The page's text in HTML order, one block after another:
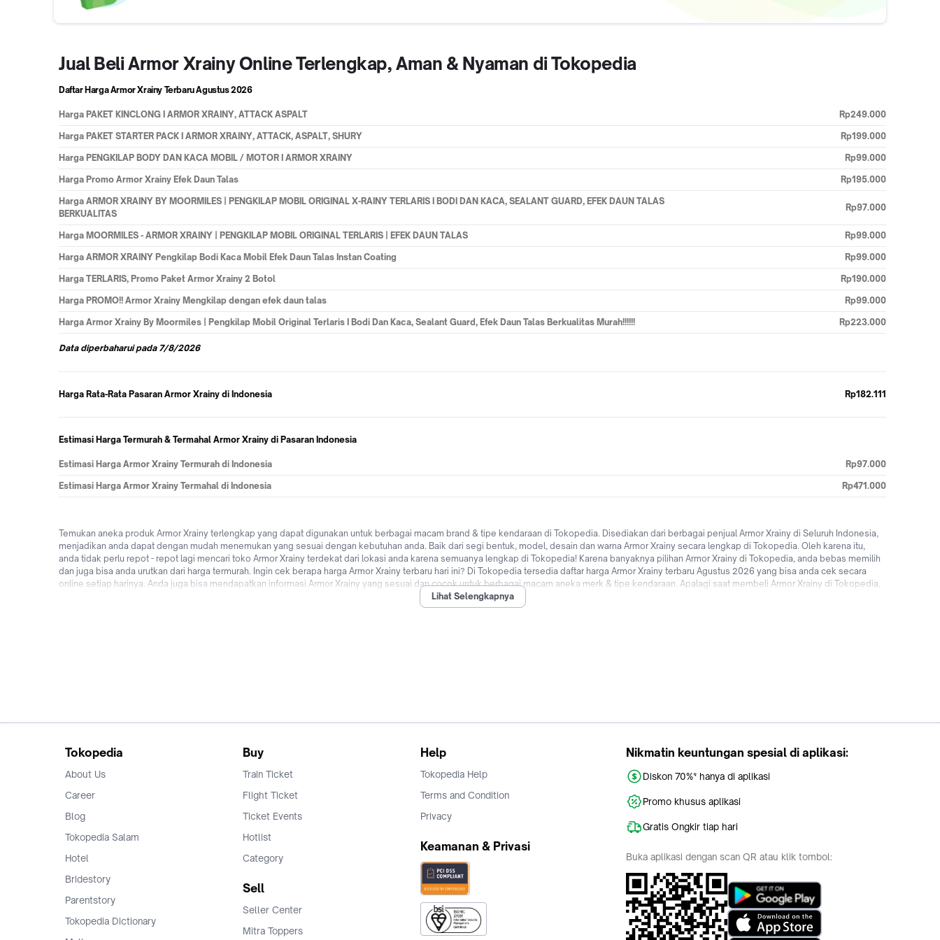
Jual Beli Armor Xrainy Online Terlengkap, Aman & Nyaman di Tokopedia
Daftar Harga Armor Xrainy TerbaruAgustus 2026
Harga PAKET KINCLONG I ARMOR XRAINY, ATTACK ASPALT Rp249.000
Harga PAKET STARTER PACK I ARMOR XRAINY, ATTACK, ASPALT, SHURY Rp199.000
Harga PENGKILAP BODY DAN KACA MOBIL / MOTOR I ARMOR XRAINY Rp99.000
Harga Promo Armor Xrainy Efek Daun Talas Rp195.000
Harga ARMOR XRAINY BY MOORMILES | PENGKILAP MOBIL ORIGINAL X-RAINY TERLARIS I BODI DAN KACA, SEALANT GUARD, EFEK DAUN TALAS
BERKUALITAS
Rp97.000
Harga MOORMILES - ARMOR XRAINY | PENGKILAP MOBIL ORIGINAL TERLARIS | EFEK DAUN TALAS Rp99.000
Harga ARMOR XRAINY Pengkilap Bodi Kaca Mobil Efek Daun Talas Instan Coating Rp99.000
Harga TERLARIS, Promo Paket Armor Xrainy 2 Botol Rp190.000
Harga PROMO!! Armor Xrainy Mengkilap dengan efek daun talas Rp99.000
Harga Armor Xrainy By Moormiles | Pengkilap Mobil Original Terlaris I Bodi Dan Kaca, Sealant Guard, Efek Daun Talas Berkualitas Murah!!!!!! Rp223.000
Data diperbaharui pada 7/8/2026
Harga Rata-Rata Pasaran Armor Xrainy di Indonesia Rp182.111
Estimasi Harga Termurah & Termahal Armor Xrainy di Pasaran Indonesia
Estimasi Harga Armor Xrainy Termurah di Indonesia Rp97.000
Estimasi Harga Armor Xrainy Termahal di Indonesia Rp471.000
Temukan aneka produk Armor Xrainy terlengkap yang dapat digunakan untuk berbagai macam brand & tipe kendaraan di Tokopedia. Disediakan dari berbagai penjual Armor Xrainy di Seluruh Indonesia,
menjadikan anda dapat dengan mudah menemukan yang sesuai dengan kebutuhan anda. Baik dari segi bentuk, model, desain dan warna Armor Xrainy secara lengkap di Tokopedia. Oleh karena itu,
anda tidak perlu repot - repot lagi mencari toko Armor Xrainy terdekat dari lokasi anda karena semuanya lengkap di Tokopedia! Karena banyaknya pilihan Armor Xrainy di Tokopedia, anda bebas memilih
dan juga bisa anda urutkan dari harga termurah. Ingin cek berapa harga Armor Xrainy terbaru hari ini? Di Tokopedia tersedia daftar harga Armor Xrainy terbaru Agustus 2026 yang bisa anda cek secara
online setiap harinya. Anda juga bisa mendapatkan informasi Armor Xrainy yang sesuai dan cocok untuk berbagai macam aneka merk & tipe kendaraan. Apalagi saat membeli Armor Xrainy di Tokopedia,
tersedia pilihan pengiriman yang sampai dihari yang sama, bebas ongkir, bisa bayar ditempat (COD), cicilan 0% dari berbagai bank di Indonesia hingga promo Armor Xrainy untuk pengguna baru! Jadi
tunggu apalagi? Jual & beli Armor Xrainy online dari merk terbaik dan original dengan mudah dan cepat kapanpun dimanapun di Tokopedia sekarang!
Lihat Selengkapnya
Tokopedia
About Us
Career
Blog
Tokopedia Salam
Hotel
Bridestory
Parentstory
Tokopedia Dictionary
Buy
Train Ticket
Flight Ticket
Ticket Events
Hotlist
Category
Sell
Seller Center
Mitra Toppers
Help
Tokopedia Help
Terms and Condition
Privacy
Keamanan & Privasi
Nikmatin keuntungan spesial di aplikasi:
Diskon 70%* hanya di aplikasi
Promo khusus aplikasi
Gratis Ongkir tiap hari
Buka aplikasi dengan scan QR atau klik tombol: